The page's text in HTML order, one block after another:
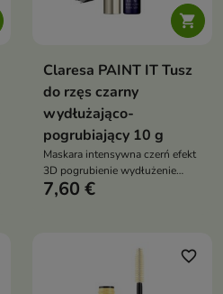

Claresa PAINT IT Tusz
do rzęs czarny
wydłużająco-
pogrubiający 10 g
Maskara intensywna czerń efekt
3D pogrubienie wydłużenie
podkręcenie długotrwały
7,60 €
favorite_border